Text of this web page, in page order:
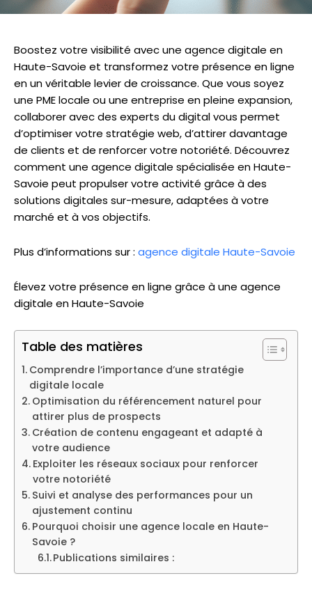
Boostez votre visibilité avec une agence digitale en
Haute-Savoie et transformez votre présence en ligne
en un véritable levier de croissance. Que vous soyez
une PME locale ou une entreprise en pleine expansion,
collaborer avec des experts du digital vous permet
d’optimiser votre stratégie web, d’attirer davantage
de clients et de renforcer votre notoriété. Découvrez
comment une agence digitale spécialisée en Haute-
Savoie peut propulser votre activité grâce à des
solutions digitales sur-mesure, adaptées à votre
marché et à vos objectifs.
Plus d’informations sur : agence digitale Haute-Savoie
Élevez votre présence en ligne grâce à une agence
digitale en Haute-Savoie
Table des matières
Comprendre l’importance d’une stratégie
digitale locale
Optimisation du référencement naturel pour
attirer plus de prospects
Création de contenu engageant et adapté à
votre audience
Exploiter les réseaux sociaux pour renforcer
votre notoriété
Suivi et analyse des performances pour un
ajustement continu
Pourquoi choisir une agence locale en Haute-
Savoie ?
Publications similaires :